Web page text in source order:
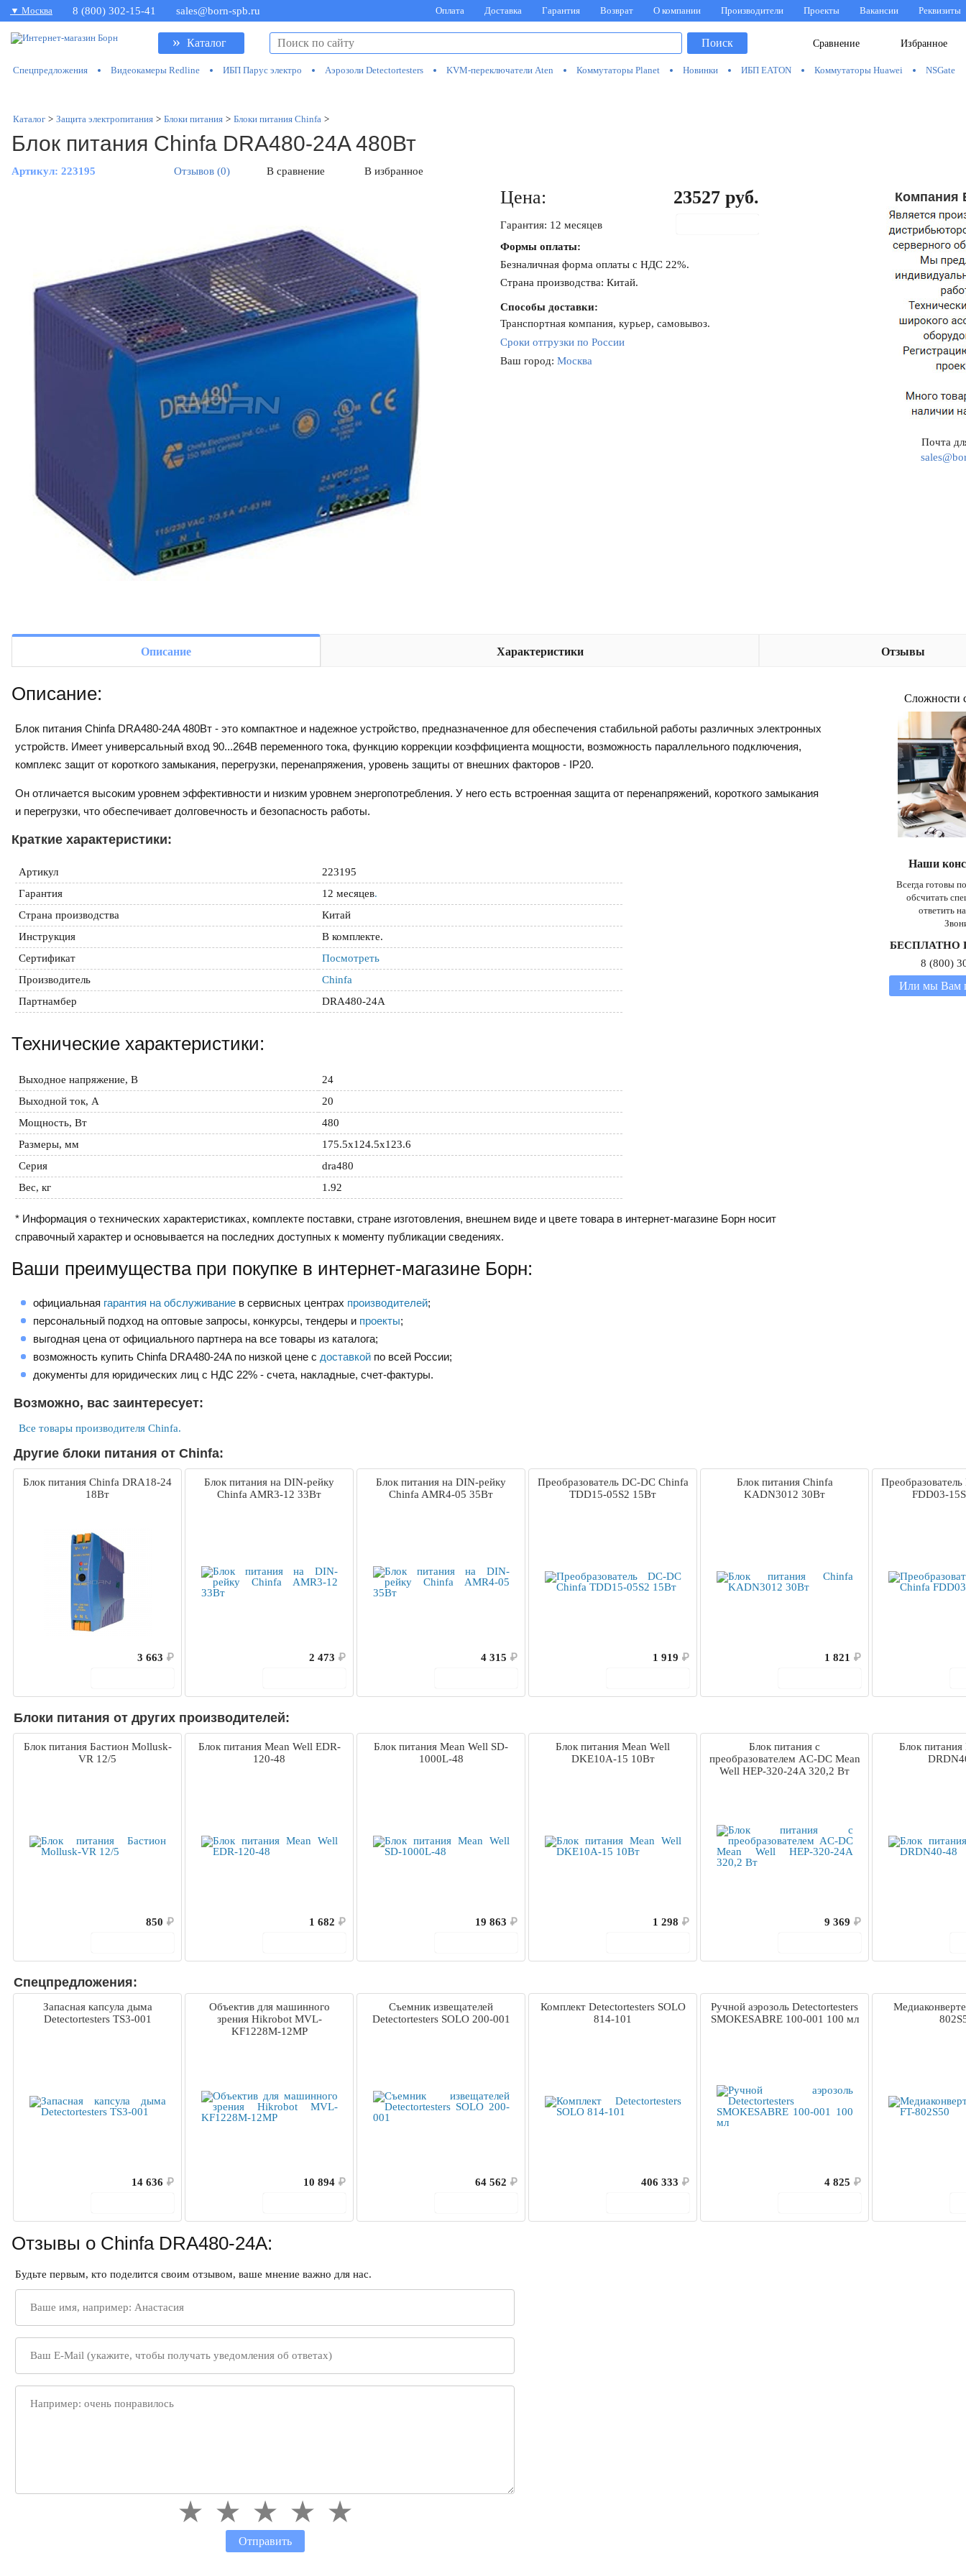
▼ Москва 8 (800) 302-15-41 sales@born-spb.ru Оплата Доставка Гарантия Возврат О компании Производители Проекты Вакансии Реквизиты
» Каталог Избранное
Сравнение
Поиск
Спецпредложения Видеокамеры Redline ИБП Парус электро Аэрозоли Detectortesters KVM-переключатели Aten Коммутаторы Planet Новинки ИБП EATON Коммутаторы Huawei NSGate
Каталог > Защита электропитания > Блоки питания > Блоки питания Chinfa >
Блок питания Chinfa DRA480-24A 480Вт
Артикул: 223195 Отзывов (0) В сравнение В избранное
Цена: 23527 руб.
Гарантия: 12 месяцев
Формы оплаты:
Безналичная форма оплаты с НДС 22%.
Страна производства: Китай.
Способы доставки:
Транспортная компания, курьер, самовывоз.
Сроки отгрузки по России
Ваш город: Москва
Компания
Почта
Описание Характеристики Отзывы
Описание:
Блок питания Chinfa DRA480-24A 480Вт - это компактное и надежное устройство, предназначенное для обеспечения стабильной работы различных электронных
устройств. Имеет универсальный вход 90...264В переменного тока, функцию коррекции коэффициента мощности, возможность параллельного подключения,
комплекс защит от короткого замыкания, перегрузки, перенапряжения, уровень защиты от внешних факторов - IP20.
Он отличается высоким уровнем эффективности и низким уровнем энергопотребления. У него есть встроенная защита от перенапряжений, короткого замыкания
и перегрузки, что обеспечивает долговечность и безопасность работы.
Краткие характеристики:
Артикул
223195
Гарантия
12 месяцев.
Страна производства
Китай
Инструкция
В комплекте.
Сертификат
Посмотреть
Производитель
Chinfa
Партнамбер
DRA480-24A
Технические характеристики:
Выходное напряжение, В
24
Выходной ток, А
20
Мощность, Вт
480
Размеры, мм
175.5x124.5x123.6
Серия
dra480
Вес, кг
1.92
* Информация о технических характеристиках, комплекте поставки, стране изготовления, внешнем виде и цвете товара в интернет-магазине Борн носит
справочный характер и основывается на последних доступных к моменту публикации сведениях.
Ваши преимущества при покупке в интернет-магазине Борн:
официальная гарантия на обслуживание в сервисных центрах производителей;
персональный подход на оптовые запросы, конкурсы, тендеры и проекты;
выгодная цена от официального партнера на все товары из каталога;
возможность купить Chinfa DRA480-24A по низкой цене с доставкой по всей России;
документы для юридических лиц с НДС 22% - счета, накладные, счет-фактуры.
Сложности
Наши
Всегда готовы
обсчитать
ответить
БЕСПЛАТНО
8 (800)
Или мы Вам
Возможно, вас заинтересует:
Все товары производителя Chinfa.
Другие блоки питания от Chinfa:
Блок питания Chinfa DRA18-24
18Вт
3 663 ₽
Блок питания на DIN-рейку
Chinfa AMR3-12 33Вт
2 473 ₽
Блок питания на DIN-рейку
Chinfa AMR4-05 35Вт
4 315 ₽
Преобразователь DC-DC Chinfa
TDD15-05S2 15Вт
1 919 ₽
Блок питания Chinfa
KADN3012 30Вт
1 821 ₽
FDD03-
Блоки питания от других производителей:
Блок питания Бастион Mollusk-
VR 12/5
850 ₽
Блок питания Mean Well EDR-
120-48
1 682 ₽
Блок питания Mean Well SD-
1000L-48
19 863 ₽
Блок питания Mean Well
DKE10A-15 10Вт
1 298 ₽
Блок питания с
преобразователем AC-DC Mean
Well HEP-320-24A 320,2 Вт
9 369 ₽
Блок
Спецпредложения:
Запасная капсула дыма
Detectortesters TS3-001
14 636 ₽
Объектив для машинного
зрения Hikrobot MVL-
KF1228M-12MP
10 894 ₽
Съемник извещателей
Detectortesters SOLO 200-001
64 562 ₽
Комплект Detectortesters SOLO
814-101
406 333 ₽
Ручной аэрозоль Detectortesters
SMOKESABRE 100-001 100 мл
4 825 ₽
Отзывы о Chinfa DRA480-24A:
Будьте первым, кто поделится своим отзывом, ваше мнение важно для нас.
Отправить